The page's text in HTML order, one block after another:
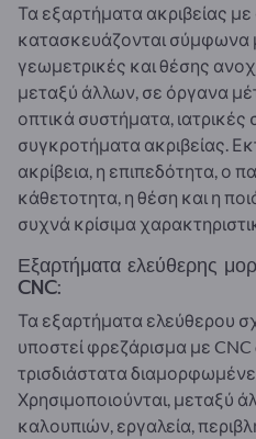
Τα εξαρτήματα ακριβείας
κατασκευάζονται σύμφωνα
γεωμετρικές και θέσης
μεταξύ άλλων, σε όργανα
οπτικά συστήματα,
συγκροτήματα ακριβείας.
ακρίβεια, η επιπεδότητα, ο
κάθετοτητα, η θέση και η
συχνά κρίσιμα
Εξαρτήματα ελεύθερης
CNC:
Τα εξαρτήματα ελεύθερου
υποστεί φρεζάρισμα με
τρισδιάστατα
Χρησιμοποιούνται, μεταξύ
καλουπιών, εργαλεία,